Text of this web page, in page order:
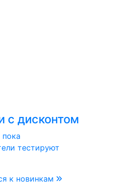
с дисконтом
тестируют
к новинкам